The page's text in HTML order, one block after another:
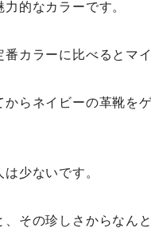
的なカラーです。
カラーに比べるとマイ
らネイビーの革靴を
少ないです。
その珍しさからなん